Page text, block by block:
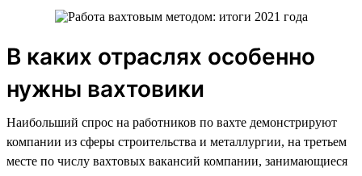
В каких отраслях особенно
нужны вахтовики
Наибольший спрос на работников по вахте демонстрируют
компании из сферы строительства и металлургии, на третьем
месте по числу вахтовых вакансий компании, занимающиеся